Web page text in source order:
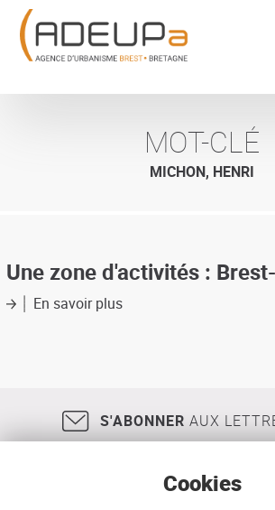
Aller
contenu
principal
MOT-CLÉ
MICHON, HENRI
Une zone d'activités :
En savoir plussur
Kergaradec
S'ABONNER AUX
Panneau de gestion des cookies
Cookies